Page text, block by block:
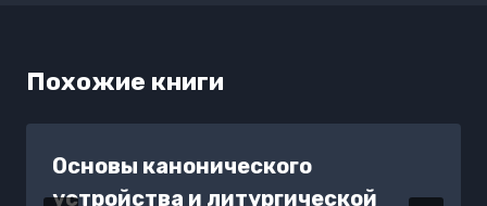
Похожие книги
Основы канонического
устройства и литургической